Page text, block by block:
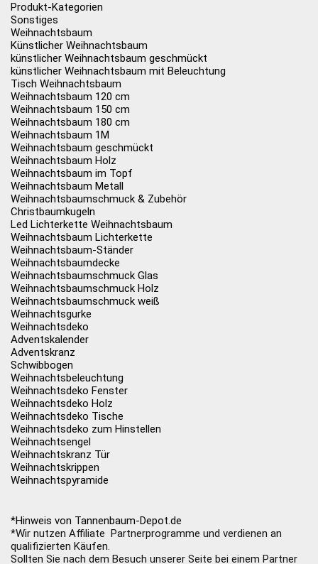
Produkt-Kategorien
Sonstiges
Weihnachtsbaum
Künstlicher Weihnachtsbaum
künstlicher Weihnachtsbaum geschmückt
künstlicher Weihnachtsbaum mit Beleuchtung
Tisch Weihnachtsbaum
Weihnachtsbaum 120 cm
Weihnachtsbaum 150 cm
Weihnachtsbaum 180 cm
Weihnachtsbaum 1M
Weihnachtsbaum geschmückt
Weihnachtsbaum Holz
Weihnachtsbaum im Topf
Weihnachtsbaum Metall
Weihnachtsbaumschmuck & Zubehör
Christbaumkugeln
Led Lichterkette Weihnachtsbaum
Weihnachtsbaum Lichterkette
Weihnachtsbaum-Ständer
Weihnachtsbaumdecke
Weihnachtsbaumschmuck Glas
Weihnachtsbaumschmuck Holz
Weihnachtsbaumschmuck weiß
Weihnachtsgurke
Weihnachtsdeko
Adventskalender
Adventskranz
Schwibbogen
Weihnachtsbeleuchtung
Weihnachtsdeko Fenster
Weihnachtsdeko Holz
Weihnachtsdeko Tische
Weihnachtsdeko zum Hinstellen
Weihnachtsengel
Weihnachtskranz Tür
Weihnachtskrippen
Weihnachtspyramide
*Hinweis von Tannenbaum-Depot.de
*Wir nutzen Affiliate Partnerprogramme und verdienen an
qualifizierten Käufen.
Sollten Sie nach dem Besuch unserer Seite bei einem Partner